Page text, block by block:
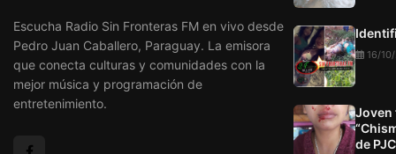
Escucha Radio Sin Fronteras FM en vivo desde
Pedro Juan Caballero, Paraguay. La emisora
que conecta culturas y comunidades con la
mejor música y programación de
entretenimiento.
16/
Joven
de PJC